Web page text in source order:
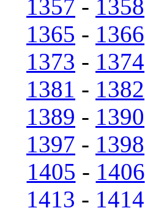
1357 - 1358
1365 - 1366
1373 - 1374
1381 - 1382
1389 - 1390
1397 - 1398
1405 - 1406
1413 - 1414